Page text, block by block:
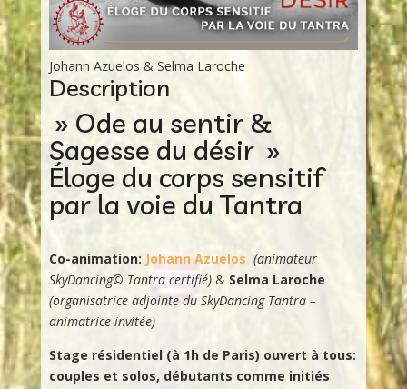
Johann Azuelos & Selma Laroche
Description
» Ode au sentir &
Sagesse du désir »
Éloge du corps sensitif
par la voie du Tantra
Co-animation: Johann Azuelos (animateur
SkyDancing© Tantra certifié)& Selma Laroche
(organisatrice adjointe du SkyDancing Tantra –
animatrice invitée)
Stage résidentiel (à 1h de Paris) ouvert à tous:
couples et solos, débutants comme initiés